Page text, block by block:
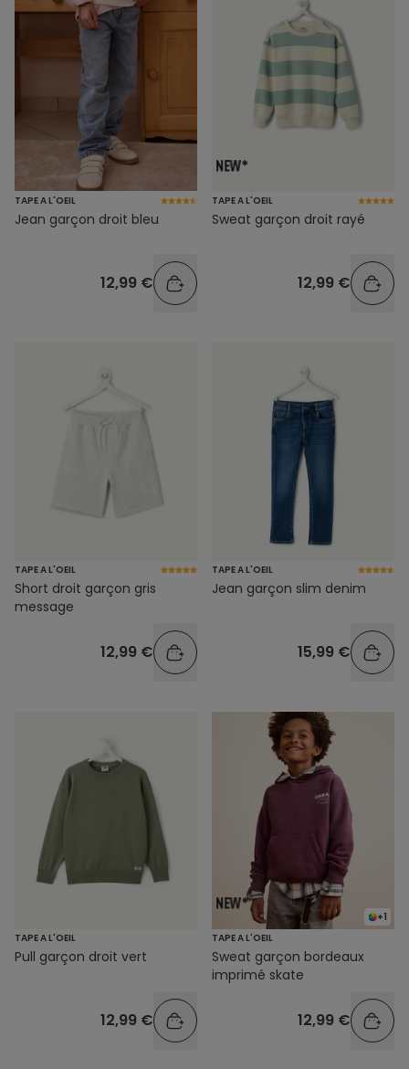
TAPE A L'OEIL
Jean garçon droit bleu
12,99 €
TAPE A L'OEIL
Sweat garçon droit rayé
12,99 €
TAPE A L'OEIL
Short droit garçon gris
message
12,99 €
TAPE A L'OEIL
Jean garçon slim denim
15,99 €
TAPE A L'OEIL
Pull garçon droit vert
12,99 €
+1
TAPE A L'OEIL
Sweat garçon bordeaux
imprimé skate
12,99 €